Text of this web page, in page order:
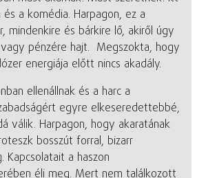
a komédia. Harpagon, ez a
mindenkire és bárkire lő, akiről úgy
pénzére hajt. Megszokta, hogy
energiája előtt nincs akadály.
ellenállnak és a harc a
egyre elkeseredettebbé,
válik. Harpagon, hogy akaratának
bosszút forral, bizarr
a haszon